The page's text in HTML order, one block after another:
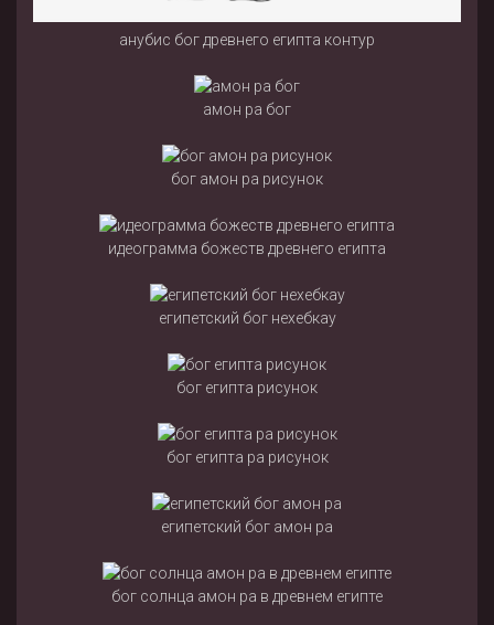
анубис бог древнего египта контур
амон ра бог
бог амон ра рисунок
идеограмма божеств древнего египта
египетский бог нехебкау
бог египта рисунок
бог египта ра рисунок
египетский бог амон ра
бог солнца амон ра в древнем египте